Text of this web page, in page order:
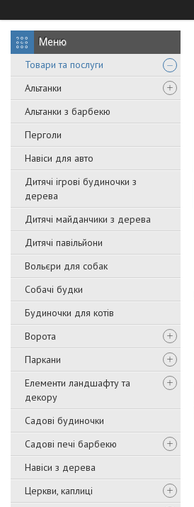
Товари та послуги
Альтанки
Альтанки з барбекю
Перголи
Навіси для авто
Дитячі ігрові будиночки з
дерева
Дитячі майданчики з дерева
Дитячі павільйони
Вольєри для собак
Собачі будки
Будиночки для котів
Ворота
Паркани
Елементи ландшафту та
декору
Садові будиночки
Садові печі барбекю
Навіси з дерева
Церкви, каплиці